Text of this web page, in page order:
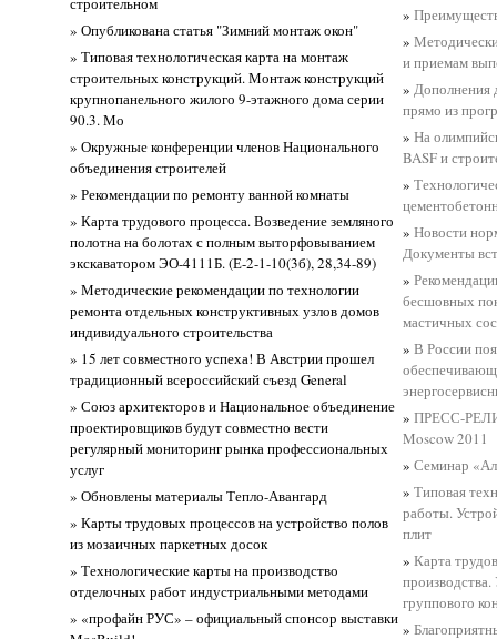
» Опубликована статья "Зимний монтаж окон"
» Типовая технологическая карта на монтаж
строительных конструкций. Монтаж конструкций
крупнопанельного жилого 9-этажного дома серии
90.3. Мо
» Окружные конференции членов Национального
объединения строителей
» Рекомендации по ремонту ванной комнаты
» Карта трудового процесса. Возведение земляного
полотна на болотах с полным выторфовыванием
экскаватором ЭО-4111Б. (Е-2-1-10(3б), 28,34-89)
» Методические рекомендации по технологии
ремонта отдельных конструктивных узлов домов
индивидуального строительства
» 15 лет совместного успеха! В Австрии прошел
традиционный всероссийский съезд General
» Союз архитекторов и Национальное объединение
проектировщиков будут совместно вести
регулярный мониторинг рынка профессиональных
услуг
» Обновлены материалы Тепло-Авангард
» Карты трудовых процессов на устройство полов
из мозаичных паркетных досок
» Технологические карты на производство
отделочных работ индустриальными методами
» «профайн РУС» – официальный спонсор выставки
»
»
и приемам
»Дополнения
прямо из
»На
BASF и
»
»Новости
Документы
»
бесшовных
мастичных
»В России
»ПРЕСС-
Moscow 2011
»Семинар
»Типовая
работы.
плит
»Карта
группового
»